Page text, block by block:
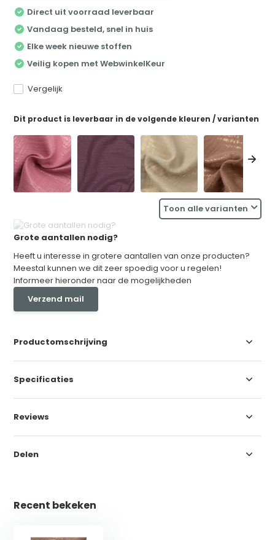
Direct uit voorraad leverbaar
Vandaag besteld, snel in huis
Elke week nieuwe stoffen
Veilig kopen met WebwinkelKeur
Vergelijk
Dit product is leverbaar in de volgende kleuren / varianten
Toon alle varianten
Grote aantallen nodig?
Heeft u interesse in grotere aantallen van onze producten?
Meestal kunnen we dit zeer spoedig voor u regelen!
Informeer hieronder naar de mogelijkheden
Verzend mail
Productomschrijving
Specificaties
Reviews
Delen
Recent bekeken